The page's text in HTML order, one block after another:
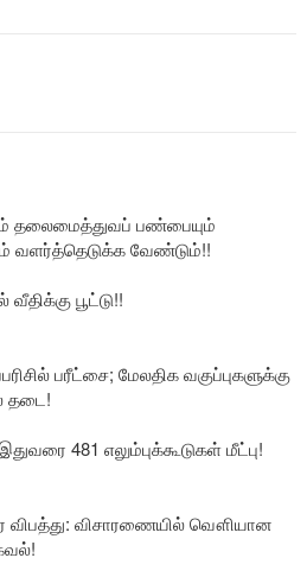
தலைமைத்துவப் பண்பையும்
வளர்த்தெடுக்க வேண்டும்!!
பூட்டு!!
பரீட்சை; மேலதிக வகுப்புகளுக்கு
தடை!
481 எலும்புக்கூடுகள் மீட்பு!
விபத்து: விசாரணையில் வௌியான